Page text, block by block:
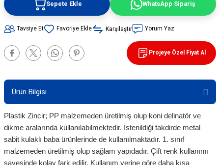
90 / 50 / 32 cm PVC - 32 cm TPE
Levhaları
Sepete Ekle WhatsApp Sipariş
Tavsiye Et Karşılaştır Yorum Yaz
Projeye Özel Fiyat Al
Ürün Bilgisi
Plastik Zincir; PP malzemeden üretilmiş olup koni delinatör ve
dikme aralarında kullanılabilmektedir. İstenildiği takdirde metal
sabit kulaklı baba ürünlerinde de kullanılmaktadır. 1. sınıf
malzemeden üretilmiş olup sağlam yapıdadır. Çift renk kullanımı
sayesinde kolay fark edilir. Kullanım yerine göre daha kısa